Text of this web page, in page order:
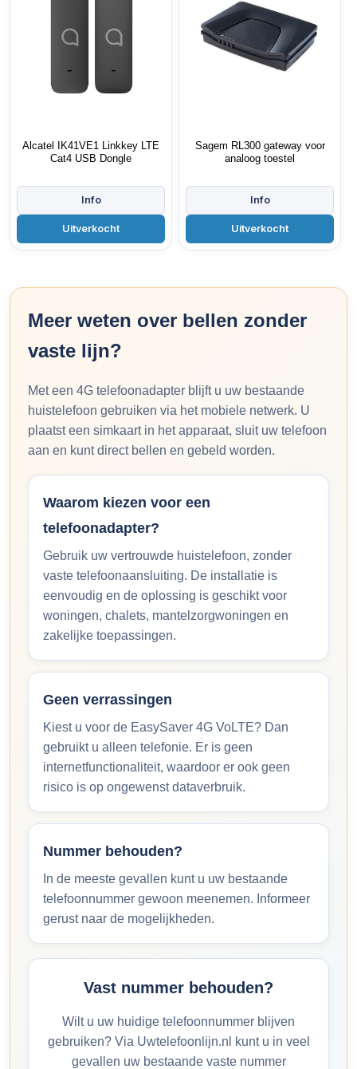
Alcatel IK41VE1 Linkkey LTE
Cat4 USB Dongle
Sagem RL300 gateway voor
analoog toestel
Meer weten over bellen zonder
vaste lijn?
Met een 4G telefoonadapter blijft u uw bestaande
huistelefoon gebruiken via het mobiele netwerk. U
plaatst een simkaart in het apparaat, sluit uw telefoon
aan en kunt direct bellen en gebeld worden.
Waarom kiezen voor een
telefoonadapter?
Gebruik uw vertrouwde huistelefoon, zonder
vaste telefoonaansluiting. De installatie is
eenvoudig en de oplossing is geschikt voor
woningen, chalets, mantelzorgwoningen en
zakelijke toepassingen.
Geen verrassingen
Kiest u voor de EasySaver 4G VoLTE? Dan
gebruikt u alleen telefonie. Er is geen
internetfunctionaliteit, waardoor er ook geen
risico is op ongewenst dataverbruik.
Nummer behouden?
In de meeste gevallen kunt u uw bestaande
telefoonnummer gewoon meenemen. Informeer
gerust naar de mogelijkheden.
Vast nummer behouden?
Wilt u uw huidige telefoonnummer blijven
gebruiken? Via Uwtelefoonlijn.nl kunt u in veel
gevallen uw bestaande vaste nummer